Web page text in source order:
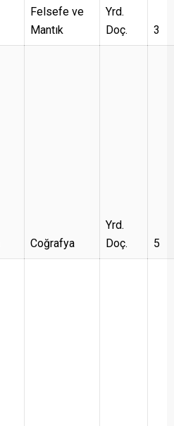
Felsefe ve
Mantık
Yrd.
Doç.
3
Coğrafya
Yrd.
Doç.
5